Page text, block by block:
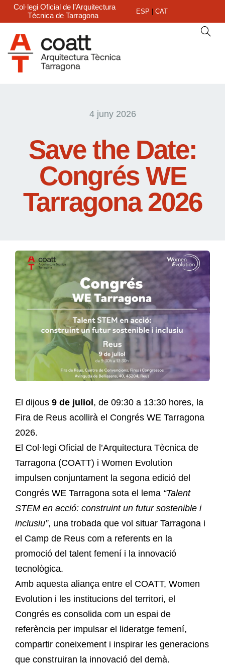
Col·legi Oficial de l’Arquitectura
Tècnica de Tarragona
ESP CAT
4 juny 2026
Save the Date:
Congrés WE
Tarragona 2026
El dijous 9 de juliol, de 09:30 a 13:30 hores, la
Fira de Reus acollirà el Congrés WE Tarragona
2026.
El Col·legi Oficial de l’Arquitectura Tècnica de
Tarragona (COATT) i Women Evolution
impulsen conjuntament la segona edició del
Congrés WE Tarragona sota el lema “Talent
STEM en acció: construint un futur sostenible i
inclusiu”, una trobada que vol situar Tarragona i
el Camp de Reus com a referents en la
promoció del talent femení i la innovació
tecnològica.
Amb aquesta aliança entre el COATT, Women
Evolution i les institucions del territori, el
Congrés es consolida com un espai de
referència per impulsar el lideratge femení,
compartir coneixement i inspirar les generacions
que construiran la innovació del demà.